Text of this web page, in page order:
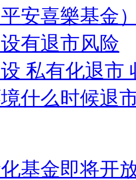
安喜樂基金
有退市风险
私有化退市
什么时候退
基金即将开